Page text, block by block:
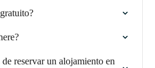
reservar un alojamiento en